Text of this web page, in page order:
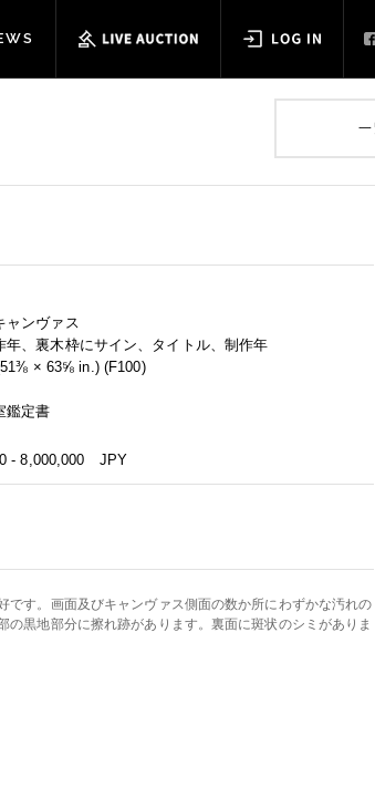
ャンヴァス
年、裏木枠にサイン、タイトル、制作年
× 63⅝ in.) (F100)
鑑定書
- 8,000,000 JPY
です。画面及びキャンヴァス側面の数か所にわずかな汚れの
の黒地部分に擦れ跡があります。裏面に斑状のシミがありま